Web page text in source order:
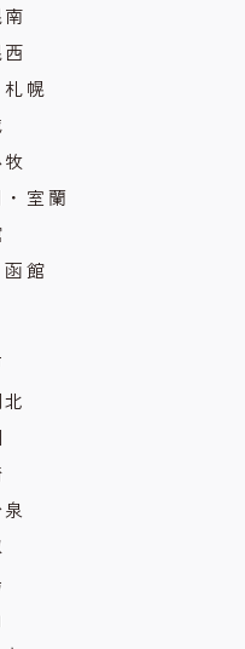
幌
室蘭
館